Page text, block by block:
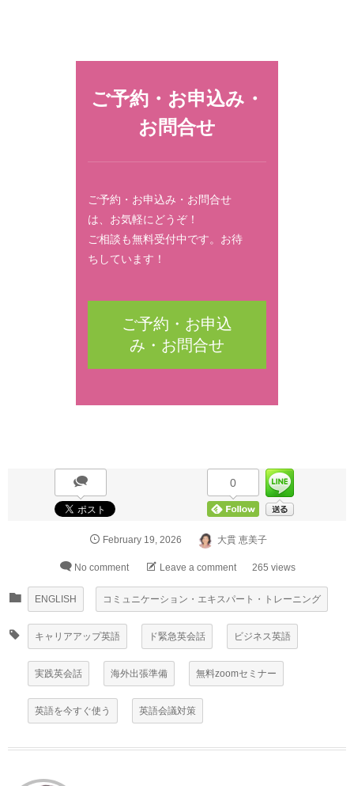
ご予約・お申込み・
お問合せ
ご予約・お申込み・お問合せ
は、お気軽にどうぞ！
ご相談も無料受付中です。お待
ちしています！
ご予約・お申込
み・お問合せ
0
February 19 2026 大貫 恵美子
No comment Leave a comment 265 views
ENGLISH コミュニケーション・エキスパート・トレーニング
キャリアアップ英語 ド緊急英会話 ビジネス英語
実践英会話 海外出張準備 無料zoomセミナー
英語を今すぐ使う 英語会議対策